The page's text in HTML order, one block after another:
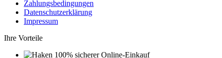
Zahlungsbedingungen
Datenschutzerklärung
Impressum
Ihre Vorteile
100% sicherer Online-Einkauf